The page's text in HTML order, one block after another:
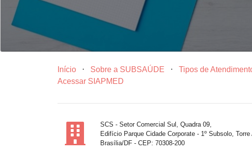
Início ⋅ Sobre a SUBSAÚDE ⋅ Tipos de
Acessar SIAPMED
SCS - Setor Comercial Sul, Quadra 09,
Edifício Parque Cidade Corporate - 1º Subsolo, Torre
Brasília/DF - CEP: 70308-200